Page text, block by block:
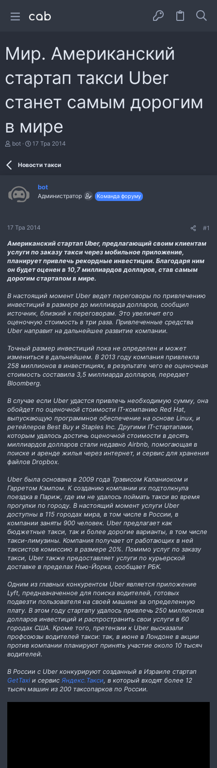
Мир. Американский
стартап такси Uber
станет самым дорогим
в мире
А
е
м
bot
Д
а
н
17 Тра 2014
Новости такси
bot
Администратор Команда форуму
17 Тра 2014 #1
Американский стартап Uber, предлагающий своим клиентам
услуги по заказу такси через мобильное приложение,
планирует привлечь рекордные инвестиции. Благодаря ним
он будет оценен в 10,7 миллиардов долларов, став самым
дорогим стартапом в мире.
В настоящий момент Uber ведет переговоры по привлечению
инвестиций в размере до миллиарда долларов, сообщил
источник, близкий к переговорам. Это увеличит его
оценочную стоимость в три раза. Привлеченные средства
Uber направит на дальнейшее развитие компании.
Точный размер инвестиций пока не определен и может
измениться в дальнейшем. В 2013 году компания привлекла
258 миллионов в инвестициях, в результате чего ее оценочная
стоимость составила 3,5 миллиарда долларов, передает
Bloomberg.
В случае если Uber удастся привлечь необходимую сумму, она
обойдет по оценочной стоимости IT-компанию Red Hat,
выпускающую программное обеспечение на основе Linux, и
ретейлеров Best Buy и Staples Inc. Другими IT-стартапами,
которым удалось достичь оценочной стоимости в десять
миллиардов долларов стали недавно Airbnb, помогающая в
поиске и аренде жилья через интернет, и сервис для хранения
файлов Dropbox.
Uber была основана в 2009 года Трэвисом Каланиоком и
Гарретом Кэмпом. К созданию компании их подтолкнула
поездка в Париж, где им не удалось поймать такси во время
прогулки по городу. В настоящий момент услуги Uber
доступны в 115 городах мира, в том числе в России, в
компании заняты 900 человек. Uber предлагает как
бюджетные такси, так и более дорогие варианты, в том числе
такси-лимузины. Компания получает от работающих в ней
таксистов комиссию в размере 20%. Помимо услуг по заказу
такси, Uber также предоставляет услуги по курьерской
доставке в пределах Нью-Йорка, сообщает РБК.
Одним из главных конкурентом Uber является приложение
Lyft, предназначенное для поиска водителей, готовых
подвезти пользователя на своей машине за определенную
плату. В этом году стартапу удалось привлечь 250 миллионов
долларов инвестиций и распространить свои услуги в 60
городах США. Кроме того, претензии к Uber высказали
профсоюзы водителей такси: так, в июне в Лондоне в акции
против компании планируют принять участие около 10 тысяч
водителей.
В России с Uber конкурируют созданный в Израиле стартап
GetTaxi и сервис Яндекс.Такси, в который входят более 12
тысяч машин из 200 таксопарков по России.